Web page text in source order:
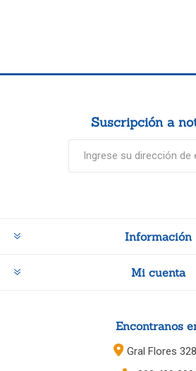
Suscripción a
Información
Mi cuenta
Encontranos
Gral Flores